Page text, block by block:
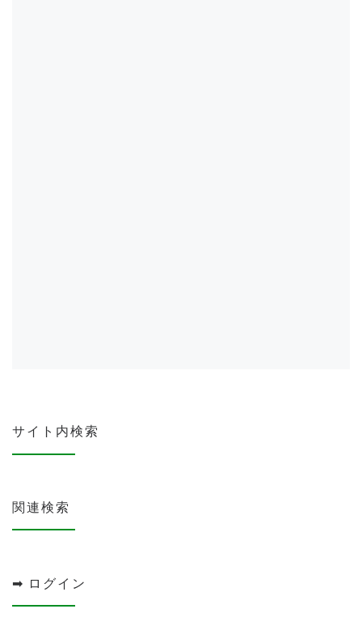
サイト内検索
関連検索
➡ ログイン